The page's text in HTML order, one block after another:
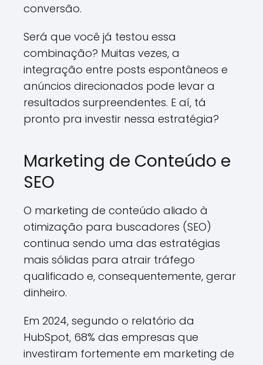
conversão.
Será que você já testou essa
combinação? Muitas vezes, a
integração entre posts espontâneos e
anúncios direcionados pode levar a
resultados surpreendentes. E aí, tá
pronto pra investir nessa estratégia?
Marketing de Conteúdo e
SEO
O marketing de conteúdo aliado à
otimização para buscadores (SEO)
continua sendo uma das estratégias
mais sólidas para atrair tráfego
qualificado e, consequentemente, gerar
dinheiro.
Em 2024, segundo o relatório da
HubSpot, 68% das empresas que
investiram fortemente em marketing de